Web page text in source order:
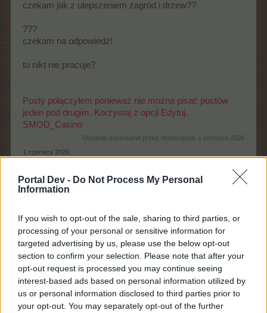
Portal Dev - Do Not Process My Personal
Information
If you wish to opt-out of the sale, sharing to third parties, or
processing of your personal or sensitive information for
targeted advertising by us, please use the below opt-out
section to confirm your selection. Please note that after your
opt-out request is processed you may continue seeing
interest-based ads based on personal information utilized by
us or personal information disclosed to third parties prior to
your opt-out. You may separately opt-out of the further
czekam jak z ulepszeniem zagród i drzew??
???
czekam na odpowiedź!
tu nikt nie pracuje?
Posty połączyłem ponieważ nie można pisać postów
jeden pod drugim. Korzystaj z opcji Edytuj.
SMOD_Casino
Ostatnio edytowane przez moderatora: 1 czerwca 2026
1 czerwca 2026
SMOD_Casino
Team Farmerama PL
Zapoznaj się z ogłoszeniem → Ułatwienia w grze.
1 czerwca 2026
Alicjanastka
Chodząca legenda forum